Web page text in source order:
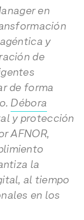
en
y
de
de forma
Débora
y protección
AFNOR,
la
al tiempo
en los